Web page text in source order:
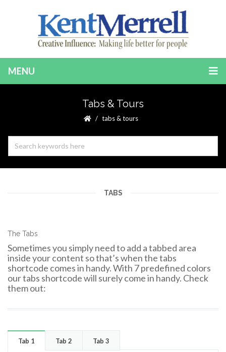
MENU
Tabs & Tours
tabs & tours
TABS
The Tabs
Sometimes you simply need to add a tabbed area
inside your content so that’s when the tabs
shortcode comes in handy. With 7 predefined colors
our tabs shortcode will surely come in handy. Check
them out:
Tab 1 Tab 2 Tab 3